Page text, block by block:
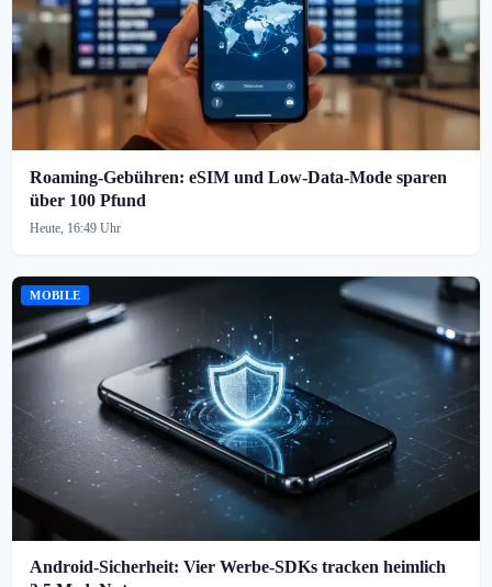
Roaming-Gebühren: eSIM und Low-Data-Mode sparen
über 100 Pfund
Heute, 16:49 Uhr
MOBILE
Android-Sicherheit: Vier Werbe-SDKs tracken heimlich